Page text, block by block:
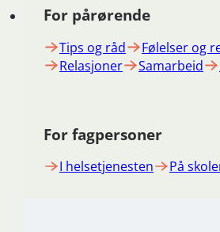
For pårørende
Tips og råd Følelser og
Relasjoner
Samarbeid
For fagpersoner
I helsetjenesten På